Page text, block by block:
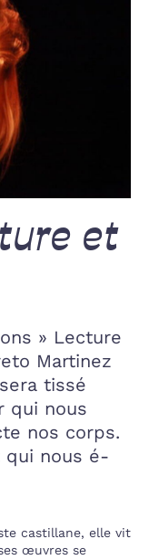
et
» Lecture
Martinez
tissé
qui nous
nos corps.
qui nous é-
castillane, elle vit
œuvres se